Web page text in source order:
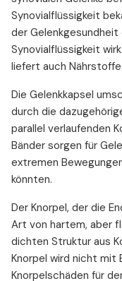
Synovialflüssigkeit
der
Synovialflüssigkeit
liefert auch
Die Gelenkkapsel
durch die
parallel verlaufenden
Bänder sorgen für
extremen
könnten.
Der Knorpel, der die
Art von hartem, aber
dichten Struktur aus
Knorpel wird nicht mit
Knorpelschäden für